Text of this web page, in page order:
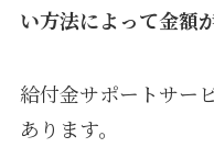
い方法によって金額
給付金サポートサー
あります。